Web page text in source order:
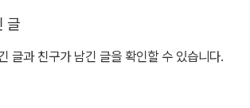
글
글과 친구가 남긴 글을 확인할 수 있습니다.